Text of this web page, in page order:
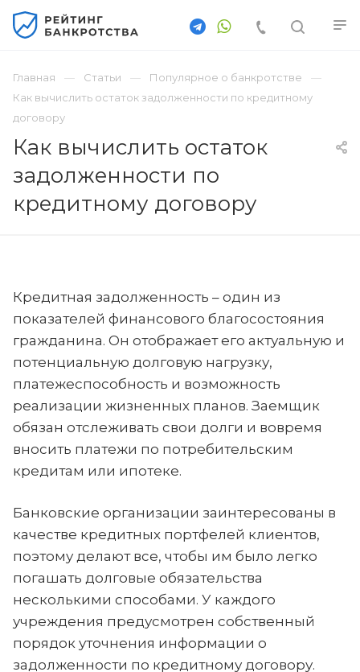
Главная Статьи
Популярное о банкротстве
Как вычислить остаток задолженности по кредитному
договору
Как вычислить остаток
задолженности по
кредитному договору
Кредитная задолженность – один из
показателей финансового благосостояния
гражданина. Он отображает его актуальную и
потенциальную долговую нагрузку,
платежеспособность и возможность
реализации жизненных планов. Заемщик
обязан отслеживать свои долги и вовремя
вносить платежи по потребительским
кредитам или ипотеке.
Банковские организации заинтересованы в
качестве кредитных портфелей клиентов,
поэтому делают все, чтобы им было легко
погашать долговые обязательства
несколькими способами. У каждого
учреждения предусмотрен собственный
порядок уточнения информации о
задолженности по кредитному договору.